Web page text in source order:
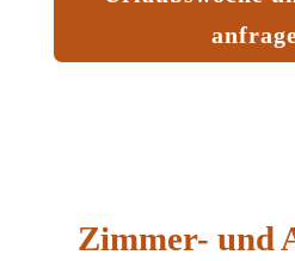
Zimmer- und